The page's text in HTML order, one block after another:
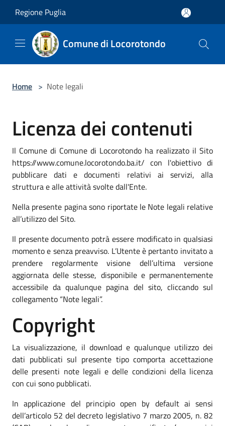
Regione Puglia
Comune di Locorotondo
Home > Note legali
Licenza dei contenuti
Il Comune di Comune di Locorotondo ha realizzato il Sito
https://www.comune.locorotondo.ba.it/ con l'obiettivo di
pubblicare dati e documenti relativi ai servizi, alla
struttura e alle attività svolte dall'Ente.
Nella presente pagina sono riportate le Note legali relative
all’utilizzo del Sito.
Il presente documento potrà essere modificato in qualsiasi
momento e senza preavviso. L’Utente è pertanto invitato a
prendere regolarmente visione dell’ultima versione
aggiornata delle stesse, disponibile e permanentemente
accessibile da qualunque pagina del sito, cliccando sul
collegamento “Note legali”.
Copyright
La visualizzazione, il download e qualunque utilizzo dei
dati pubblicati sul presente tipo comporta accettazione
delle presenti note legali e delle condizioni della licenza
con cui sono pubblicati.
In applicazione del principio open by default ai sensi
dell’articolo 52 del decreto legislativo 7 marzo 2005, n. 82